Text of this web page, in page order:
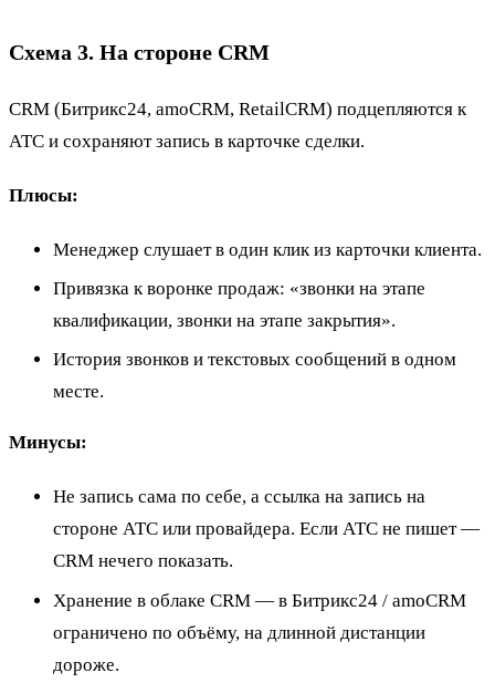
Схема 3. На стороне CRM
CRM (Битрикс24, amoCRM, RetailCRM) подцепляются к
АТС и сохраняют запись в карточке сделки.
Плюсы:
Менеджер слушает в один клик из карточки клиента.
Привязка к воронке продаж: «звонки на этапе
квалификации, звонки на этапе закрытия».
История звонков и текстовых сообщений в одном
месте.
Минусы:
Не запись сама по себе, а ссылка на запись на
стороне АТС или провайдера. Если АТС не пишет —
CRM нечего показать.
Хранение в облаке CRM — в Битрикс24 / amoCRM
ограничено по объёму, на длинной дистанции
дороже.